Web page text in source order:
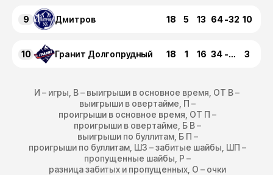
9 Дмитров 18 5 13 64 -32 10
10 Гранит Долгопрудный 18 1 16 34 -80 3
И – игры, В – выигрыши в основное время, ОТ В –
выигрыши в овертайме, П –
проигрыши в основное время, ОТ П –
проигрыши в овертайме, Б В –
выигрыши по буллитам, Б П –
проигрыши по буллитам, ШЗ – забитые шайбы, ШП –
пропущенные шайбы, Р –
разница забитых и пропущенных, О – очки